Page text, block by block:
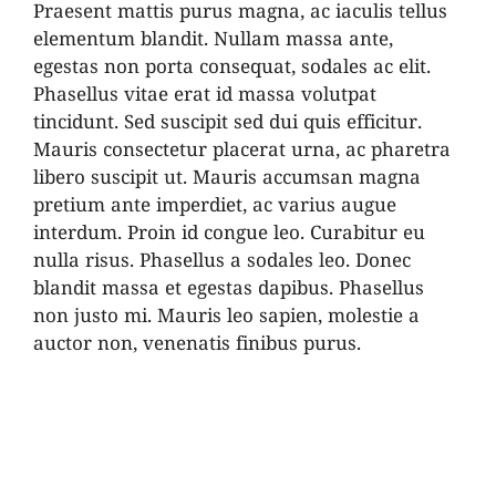
Praesent mattis purus magna, ac iaculis tellus
elementum blandit. Nullam massa ante,
egestas non porta consequat, sodales ac elit.
Phasellus vitae erat id massa volutpat
tincidunt. Sed suscipit sed dui quis efficitur.
Mauris consectetur placerat urna, ac pharetra
libero suscipit ut. Mauris accumsan magna
pretium ante imperdiet, ac varius augue
interdum. Proin id congue leo. Curabitur eu
nulla risus. Phasellus a sodales leo. Donec
blandit massa et egestas dapibus. Phasellus
non justo mi. Mauris leo sapien, molestie a
auctor non, venenatis finibus purus.